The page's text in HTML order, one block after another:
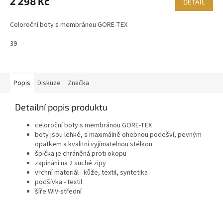
A
DETAIL
Celoroční boty s membránou GORE-TEX
39
Popis Diskuze Značka
Detailní popis produktu
celoroční boty s membránou GORE-TEX
boty jsou lehké, s maximálně ohebnou podešví, pevným
opatkem a kvalitní vyjímatelnou stélkou
špička je chráněná proti okopu
zapínání na 2 suché zipy
vrchní materiál - kůže, textil, syntetika
podšívka - textil
šíře WIV-střední